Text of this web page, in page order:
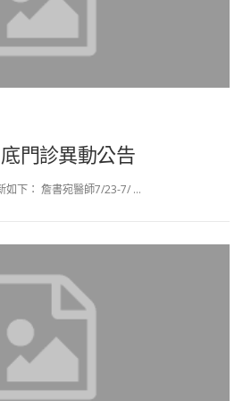
門診異動公告
如下： 詹書宛醫師7/23-7/ …